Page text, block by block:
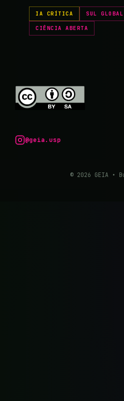
IA CRÍTICA SUL GLOBAL
CIÊNCIA ABERTA
@geia.usp
© 2026 GEIA •